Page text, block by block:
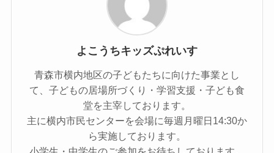
よこうちキッズぷれいす
青森市横内地区の子どもたちに向けた事業とし
て、子どもの居場所づくり・学習支援・子ども食
堂を主宰しております。
主に横内市民センターを会場に毎週月曜日14:30か
ら実施しております。